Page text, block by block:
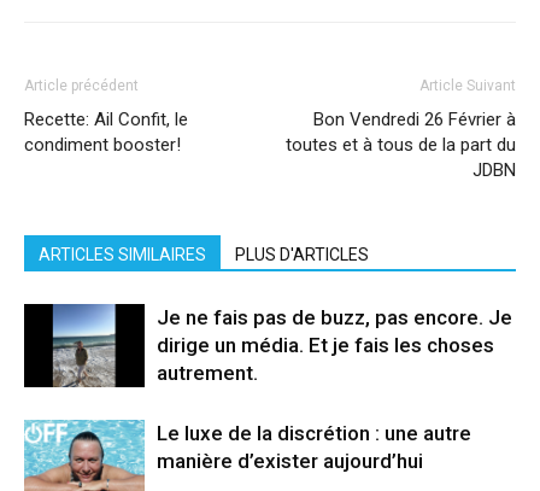
Article précédent
Recette: Ail Confit, le
condiment booster!
Article Suivant
Bon Vendredi 26 Février à
toutes et à tous de la part du
JDBN
ARTICLES SIMILAIRES PLUS D'ARTICLES
Je ne fais pas de buzz, pas encore. Je
dirige un média. Et je fais les choses
autrement.
Le luxe de la discrétion : une autre
manière d’exister aujourd’hui